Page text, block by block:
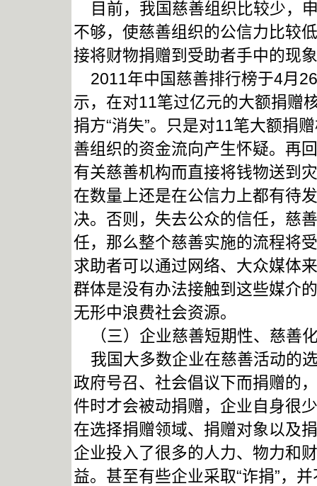
目前，我国慈善组织比较少，
不够，使慈善组织的公信力比较
接将财物捐赠到受助者手中的现
2011年中国慈善排行榜于4月
示，在对11笔过亿元的大额捐赠
捐方“消失”。只是对11笔大额捐
善组织的资金流向产生怀疑。再
有关慈善机构而直接将钱物送到
在数量上还是在公信力上都有待
决。否则，失去公众的信任，慈
任，那么整个慈善实施的流程将
求助者可以通过网络、大众媒体
群体是没有办法接触到这些媒介
无形中浪费社会资源。
（三）企业慈善短期性、慈善
我国大多数企业在慈善活动的
政府号召、社会倡议下而捐赠的
件时才会被动捐赠，企业自身很
在选择捐赠领域、捐赠对象以及
企业投入了很多的人力、物力和
益。甚至有些企业采取“诈捐”，